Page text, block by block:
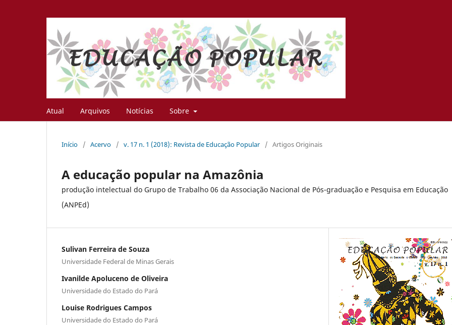
Atual Arquivos Notícias Sobre
Início / Acervo / v. 17 n. 1 (2018): Revista de Educação Popular / Artigos Originais
A educação popular na Amazônia
produção intelectual do Grupo de Trabalho 06 da Associação Nacional de Pós-graduação e Pesquisa em Educação
(ANPEd)
Sulivan Ferreira de Souza
Universidade Federal de Minas Gerais
Ivanilde Apoluceno de Oliveira
Universidade do Estado do Pará
Louise Rodrigues Campos
Universidade do Estado do Pará